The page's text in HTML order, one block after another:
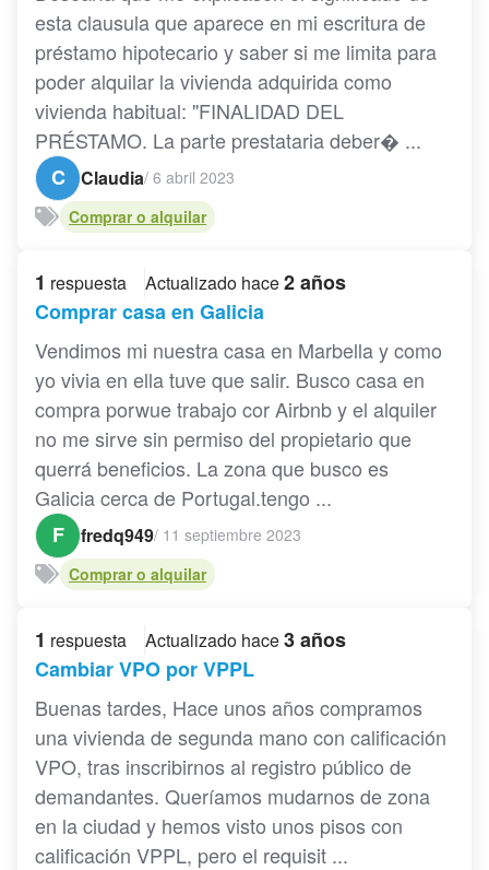
esta clausula que aparece en mi escritura de
préstamo hipotecario y saber si me limita para
poder alquilar la vivienda adquirida como
vivienda habitual: "FINALIDAD DEL
PRÉSTAMO. La parte prestataria deber� ...
C
Claudia/ 6 abril 2023
Comprar o alquilar
1 respuesta Actualizado hace2 años
Comprar casa en Galicia
Vendimos mi nuestra casa en Marbella y como
yo vivia en ella tuve que salir. Busco casa en
compra porwue trabajo cor Airbnb y el alquiler
no me sirve sin permiso del propietario que
querrá beneficios. La zona que busco es
Galicia cerca de Portugal.tengo ...
F
fredq949/ 11 septiembre 2023
Comprar o alquilar
1 respuesta Actualizado hace3 años
Cambiar VPO por VPPL
Buenas tardes, Hace unos años compramos
una vivienda de segunda mano con calificación
VPO, tras inscribirnos al registro público de
demandantes. Queríamos mudarnos de zona
en la ciudad y hemos visto unos pisos con
calificación VPPL, pero el requisit ...